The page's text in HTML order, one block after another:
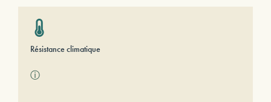
Résistance climatique
ⓘ